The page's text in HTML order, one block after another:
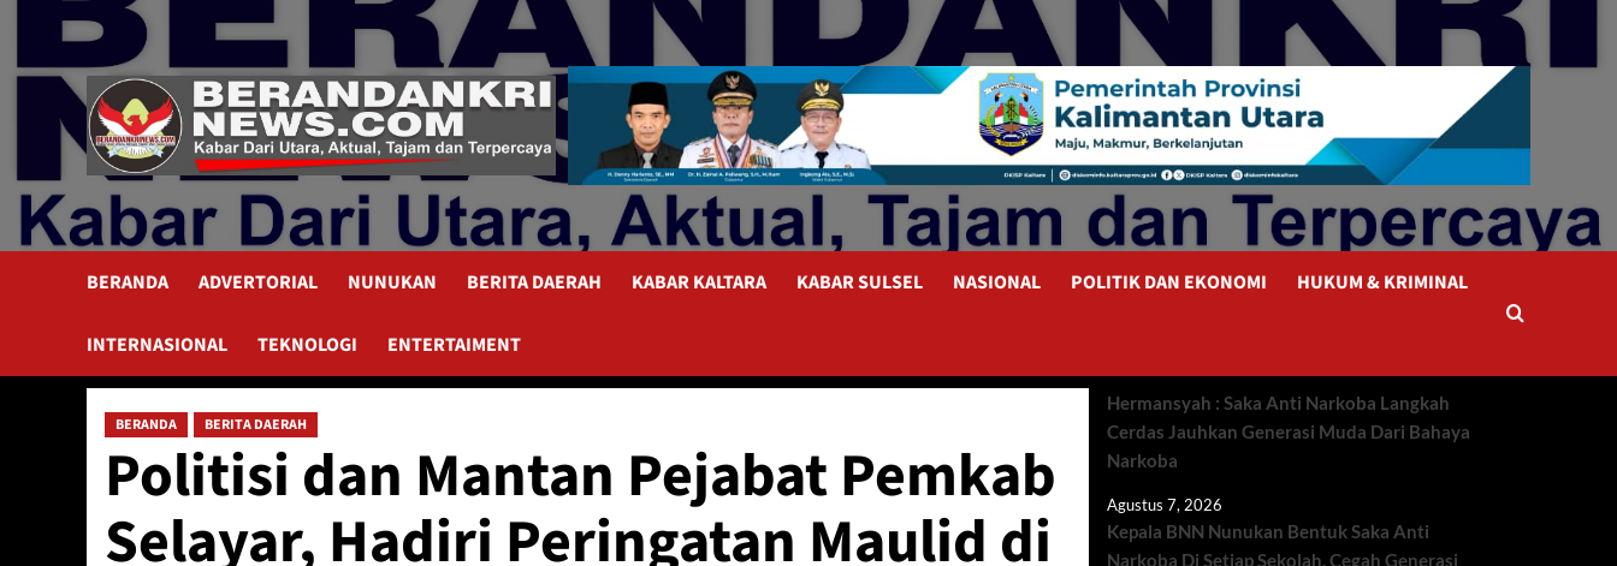
content
BERANDA ADVERTORIAL NUNUKAN BERITA DAERAH KABAR KALTARA KABAR SULSEL NASIONAL POLITIK DAN EKONOMI HUKUM & KRIMINAL
INTERNASIONAL TEKNOLOGI ENTERTAIMENT
BERANDA BERITA DAERAH
Politisi dan Mantan Pejabat Pemkab
Selayar, Hadiri Peringatan Maulid di
Hermansyah : Saka Anti Narkoba Langkah
Cerdas Jauhkan Generasi Muda Dari Bahaya
Narkoba
Agustus 7, 2026
Kepala BNN Nunukan Bentuk Saka Anti
Narkoba Di Setiap Sekolah, Cegah Generasi